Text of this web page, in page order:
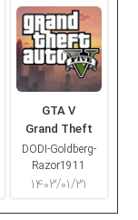
GTA V
Grand Theft
Auto V
DODI-Goldberg-
Razor1911
۱۴۰۳/۰۱/۳۱